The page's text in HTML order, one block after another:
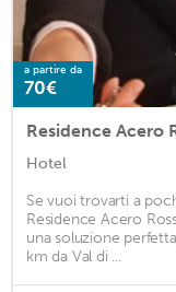
a partire da
70€
Residence Acero
Hotel
Se vuoi trovarti a
Residence Acero
una soluzione
km da Val di ...